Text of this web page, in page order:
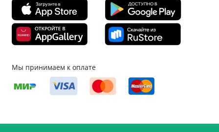
Мы принимаем к оплате